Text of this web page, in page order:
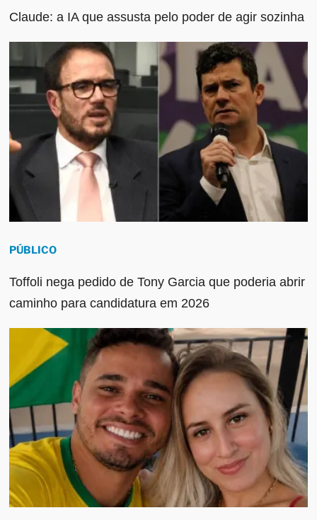
Claude: a IA que assusta pelo poder de agir sozinha
PÚBLICO
Toffoli nega pedido de Tony Garcia que poderia abrir
caminho para candidatura em 2026